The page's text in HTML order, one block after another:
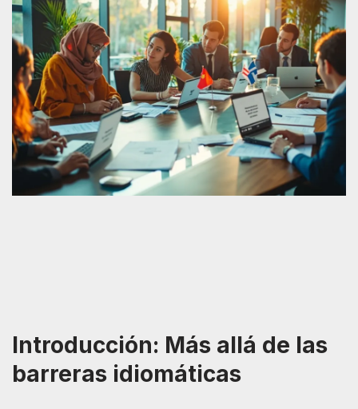
Introducción: Más allá de las
barreras idiomáticas